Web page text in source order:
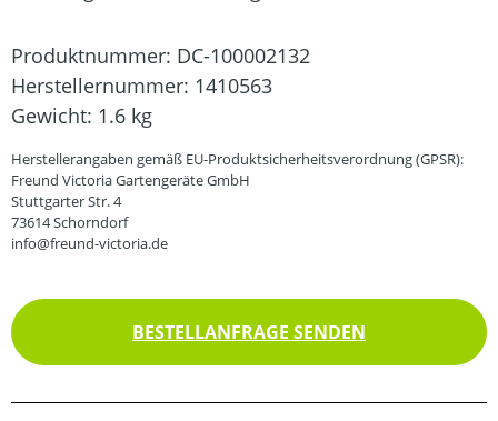
Produktnummer: DC-100002132
Herstellernummer: 1410563
Gewicht: 1.6 kg
Herstellerangaben gemäß EU-Produktsicherheitsverordnung (GPSR):
Freund Victoria Gartengeräte GmbH
Stuttgarter Str. 4
73614 Schorndorf
info@freund-victoria.de
BESTELLANFRAGE SENDEN